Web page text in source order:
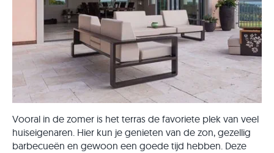
Vooral in de zomer is het terras de favoriete plek van veel
huiseigenaren. Hier kun je genieten van de zon, gezellig
barbecueën en gewoon een goede tijd hebben. Deze